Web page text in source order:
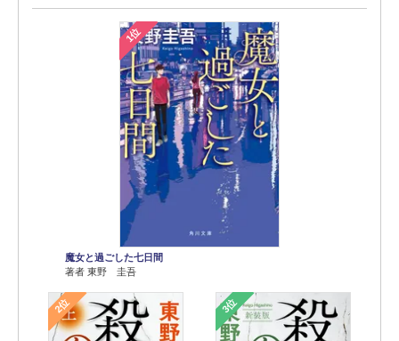
1位
魔女と過ごした七日間
著者 東野 圭吾
2位 3位